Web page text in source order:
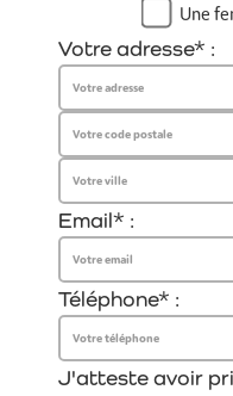
Une
Votre adresse* :
Email* :
Téléphone* :
J'atteste avoir